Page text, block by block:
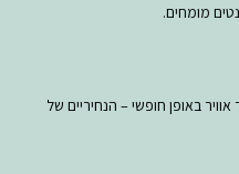
מומחים.
באופן חופשי – הנחיריים של